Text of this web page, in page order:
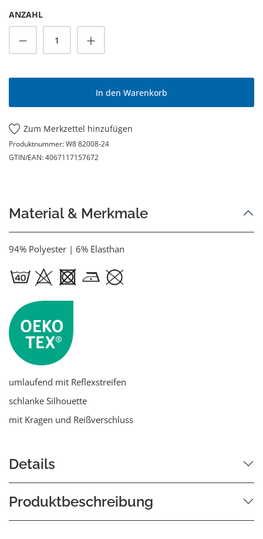
ANZAHL
Produkt Anzahl: Gib den gewünschten
In den Warenkorb
Zum Merkzettel hinzufügen
Produktnummer:W8 82008-24
GTIN/EAN:4067117157672
Material & Merkmale
94% Polyester | 6% Elasthan
umlaufend mit Reflexstreifen
schlanke Silhouette
mit Kragen und Reißverschluss
Details
Produktbeschreibung